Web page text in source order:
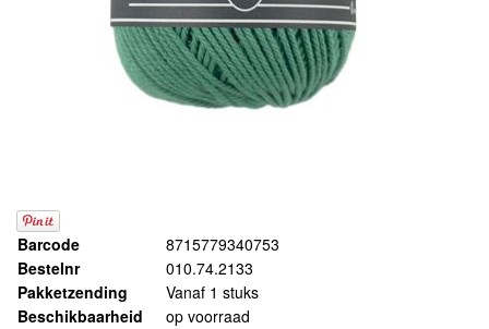
Barcode
8715779340753
Bestelnr
010.74.2133
Pakketzending
Vanaf 1 stuks
Beschikbaarheid
op voorraad